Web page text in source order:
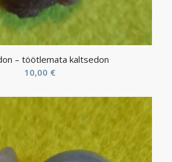
– töötlemata kaltsedon
10,00 €